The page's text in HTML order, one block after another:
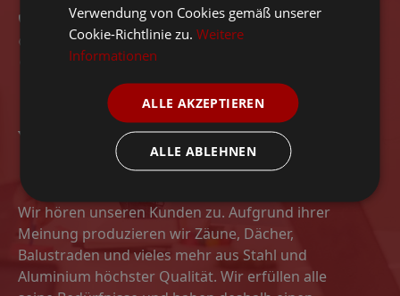
0152 52060316
welt.zaune@gmail.com
Czarnowice 41, 66-620 Gubin
Wir hören unseren Kunden zu. Aufgrund ihrer
Meinung produzieren wir Zäune, Dächer,
Balustraden und vieles mehr aus Stahl und
Aluminium höchster Qualität. Wir erfüllen alle
Verwendung von Cookies gemäß unserer
Cookie-Richtlinie zu.Weitere
Informationen
ALLE AKZEPTIEREN
ALLE ABLEHNEN